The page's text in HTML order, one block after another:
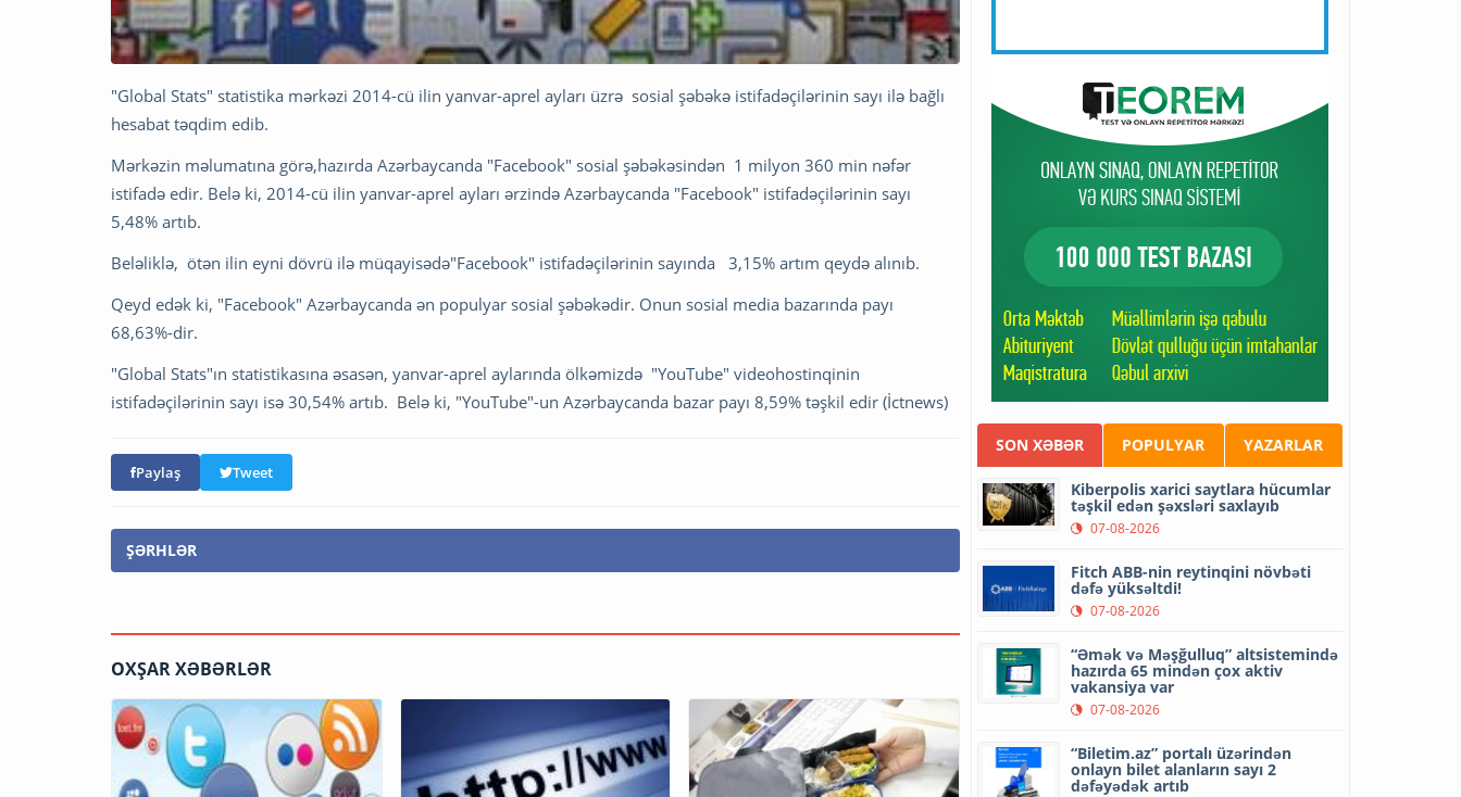
"Global Stats" statistika mərkəzi 2014-cü ilin yanvar-aprel ayları üzrə sosial şəbəkə istifadəçilərinin sayı ilə bağlı
hesabat təqdim edib.
Mərkəzin məlumatına görə,hazırda Azərbaycanda "Facebook" sosial şəbəkəsindən 1 milyon 360 min nəfər
istifadə edir. Belə ki, 2014-cü ilin yanvar-aprel ayları ərzində Azərbaycanda "Facebook" istifadəçilərinin sayı
5,48% artıb.
Beləliklə, ötən ilin eyni dövrü ilə müqayisədə"Facebook" istifadəçilərinin sayında 3,15% artım qeydə alınıb.
Qeyd edək ki, "Facebook" Azərbaycanda ən populyar sosial şəbəkədir. Onun sosial media bazarında payı
68,63%-dir.
"Global Stats"ın statistikasına əsasən, yanvar-aprel aylarında ölkəmizdə "YouTube" videohostinqinin
istifadəçilərinin sayı isə 30,54% artıb. Belə ki, "YouTube"-un Azərbaycanda bazar payı 8,59% təşkil edir (İctnews)
Paylaş Tweet
ŞƏRHLƏR
OXŞAR XƏBƏRLƏR
SON XƏBƏR POPULYAR YAZARLAR
Kiberpolis xarici saytlara hücumlar
təşkil edən şəxsləri saxlayıb
07-08-2026
Fitch ABB-nin reytinqini növbəti
dəfə yüksəltdi!
07-08-2026
“Əmək və Məşğulluq” altsistemində
hazırda 65 mindən çox aktiv
vakansiya var
07-08-2026
“Biletim.az” portalı üzərindən
onlayn bilet alanların sayı 2
dəfəyədək artıb